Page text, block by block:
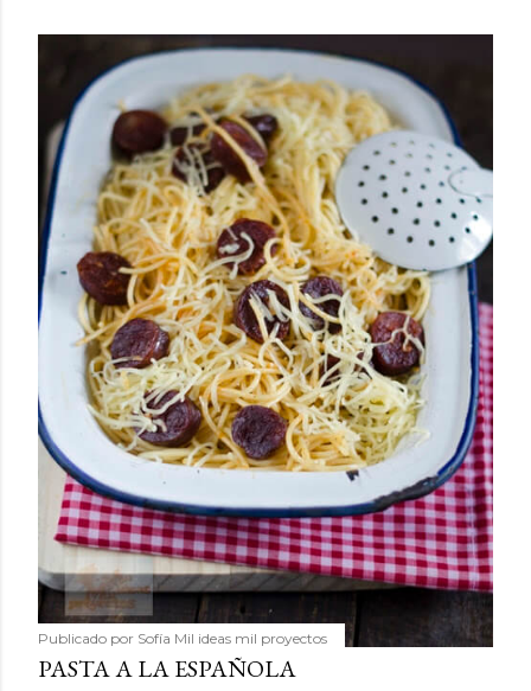
Publicado por Sofía Mil ideas mil proyectos
PASTA A LA ESPAÑOLA